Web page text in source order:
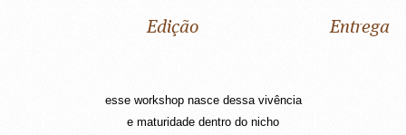
Edição Entrega
esse workshop nasce dessa vivência
e maturidade dentro do nicho